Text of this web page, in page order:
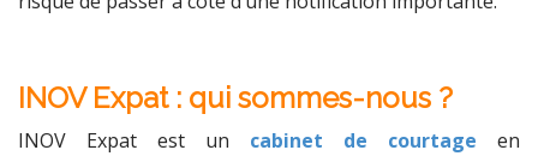
INOV Expat : qui sommes-nous ?
INOV Expat est un cabinet de courtage en